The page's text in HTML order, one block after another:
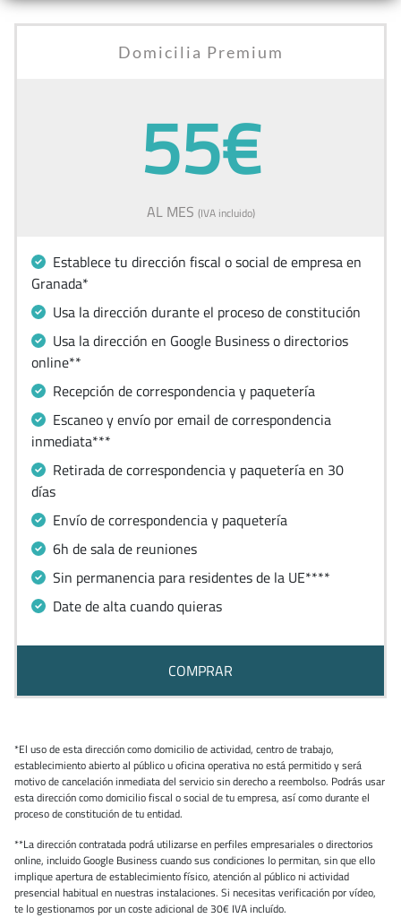
Domicilia Premium
55€
AL MES (IVA incluido)
Establece tu dirección fiscal o social de empresa en
Granada*
Usa la dirección durante el proceso de constitución
Usa la dirección en Google Business o directorios
online**
Recepción de correspondencia y paquetería
Escaneo y envío por email de correspondencia
inmediata***
Retirada de correspondencia y paquetería en 30
días
Envío de correspondencia y paquetería
6h de sala de reuniones
Sin permanencia para residentes de la UE****
Date de alta cuando quieras
COMPRAR
*El uso de esta dirección como domicilio de actividad, centro de trabajo,
establecimiento abierto al público u oficina operativa no está permitido y será
motivo de cancelación inmediata del servicio sin derecho a reembolso. Podrás usar
esta dirección como domicilio fiscal o social de tu empresa, así como durante el
proceso de constitución de tu entidad.
**La dirección contratada podrá utilizarse en perfiles empresariales o directorios
online, incluido Google Business cuando sus condiciones lo permitan, sin que ello
implique apertura de establecimiento físico, atención al público ni actividad
presencial habitual en nuestras instalaciones. Si necesitas verificación por vídeo,
te lo gestionamos por un coste adicional de 30€ IVA incluído.